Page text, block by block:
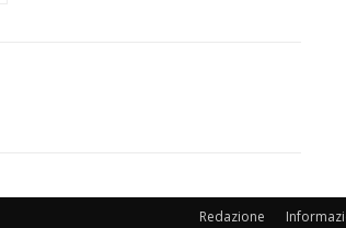
Redazione